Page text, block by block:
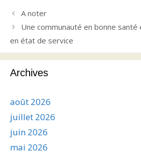
A noter
Une communauté en bonne
en état de service
Archives
août 2026
juillet 2026
juin 2026
mai 2026